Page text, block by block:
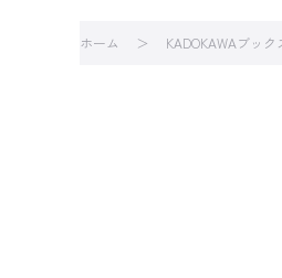
ホーム KADOKAWAブック